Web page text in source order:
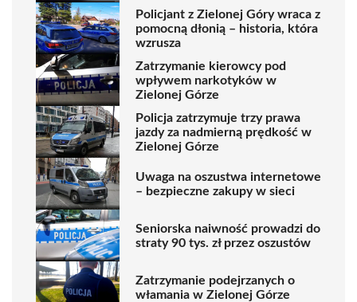
Policjant z Zielonej Góry wraca z
pomocną dłonią – historia, która
wzrusza
Zatrzymanie kierowcy pod
wpływem narkotyków w
Zielonej Górze
Policja zatrzymuje trzy prawa
jazdy za nadmierną prędkość w
Zielonej Górze
Uwaga na oszustwa internetowe
– bezpieczne zakupy w sieci
Seniorska naiwność prowadzi do
straty 90 tys. zł przez oszustów
Zatrzymanie podejrzanych o
włamania w Zielonej Górze